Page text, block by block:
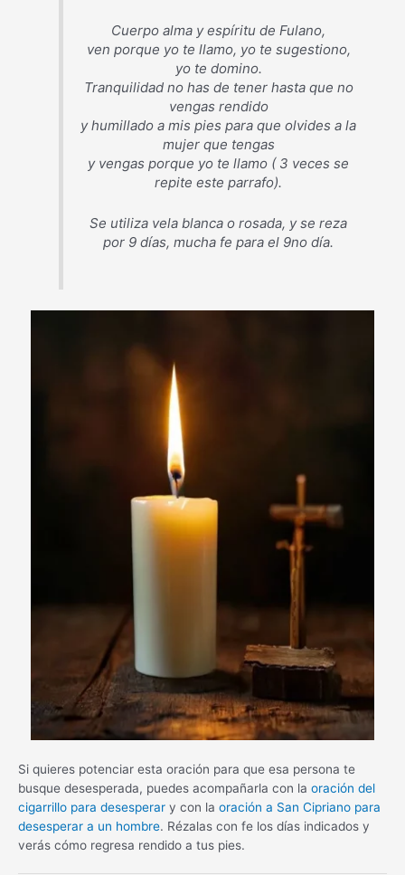
Cuerpo alma y espíritu de Fulano,
ven porque yo te llamo, yo te sugestiono,
yo te domino.
Tranquilidad no has de tener hasta que no
vengas rendido
y humillado a mis pies para que olvides a la
mujer que tengas
y vengas porque yo te llamo ( 3 veces se
repite este parrafo).
Se utiliza vela blanca o rosada, y se reza
por 9 días, mucha fe para el 9no día.
Si quieres potenciar esta oración para que esa persona te
busque desesperada, puedes acompañarla con la oración del
cigarrillo para desesperar y con la oración a San Cipriano para
desesperar a un hombre. Rézalas con fe los días indicados y
verás cómo regresa rendido a tus pies.